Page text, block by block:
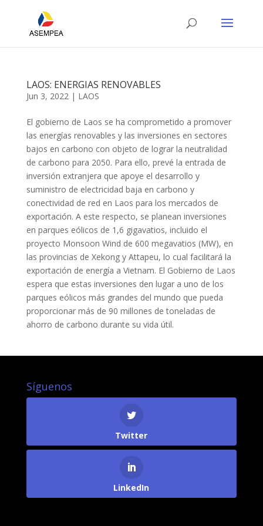
LAOS: ENERGIAS RENOVABLES
Jun 3, 2022| LAOS
El gobierno de Laos se ha comprometido a promover
las energías renovables y las inversiones en sectores
bajos en carbono con objeto de lograr la neutralidad
de carbono para 2050. Para ello, prevé la entrada de
inversión extranjera que apoye el desarrollo y
suministro de electricidad baja en carbono y
conectividad de red en Laos para los mercados de
exportación. A este respecto, se planean inversiones
en parques eólicos de 1,6 gigavatios, incluido el
proyecto Monsoon Wind de 600 megavatios (MW), en
las provincias de Xekong y Attapeu, lo cual facilitará la
exportación de energía a Vietnam. El Gobierno de Laos
espera que estas inversiones den lugar a uno de los
parques eólicos más grandes del mundo que pueda
proporcionar más de 90 millones de toneladas de
ahorro de carbono durante su vida útil.
Síguenos
Twitter
LinkedIn